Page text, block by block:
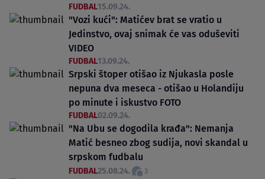
FUDBAL15.09.24.
"Vozi kući": Matićev brat se vratio u
Jedinstvo, ovaj snimak će vas oduševiti
VIDEO
FUDBAL13.09.24.
Srpski štoper otišao iz Njukasla posle
nepuna dva meseca - otišao u Holandiju
po minute i iskustvo FOTO
FUDBAL02.09.24.
"Na Ubu se dogodila krađa": Nemanja
Matić besneo zbog sudija, novi skandal u
srpskom fudbalu
FUDBAL25.08.24. 3